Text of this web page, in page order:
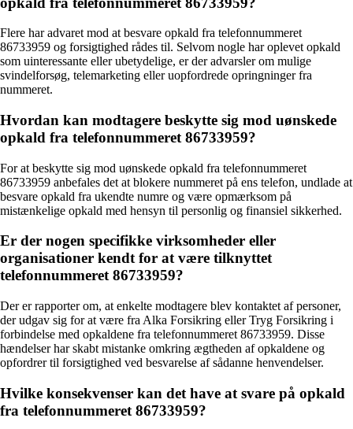
Flere har advaret mod at besvare opkald fra telefonnummeret
86733959 og forsigtighed rådes til. Selvom nogle har oplevet opkald
som uinteressante eller ubetydelige, er der advarsler om mulige
svindelforsøg, telemarketing eller uopfordrede opringninger fra
nummeret.
Hvordan kan modtagere beskytte sig mod uønskede
opkald fra telefonnummeret 86733959?
For at beskytte sig mod uønskede opkald fra telefonnummeret
86733959 anbefales det at blokere nummeret på ens telefon, undlade at
besvare opkald fra ukendte numre og være opmærksom på
mistænkelige opkald med hensyn til personlig og finansiel sikkerhed.
Er der nogen specifikke virksomheder eller
organisationer kendt for at være tilknyttet
telefonnummeret 86733959?
Der er rapporter om, at enkelte modtagere blev kontaktet af personer,
der udgav sig for at være fra Alka Forsikring eller Tryg Forsikring i
forbindelse med opkaldene fra telefonnummeret 86733959. Disse
hændelser har skabt mistanke omkring ægtheden af opkaldene og
opfordrer til forsigtighed ved besvarelse af sådanne henvendelser.
Hvilke konsekvenser kan det have at svare på opkald
fra telefonnummeret 86733959?